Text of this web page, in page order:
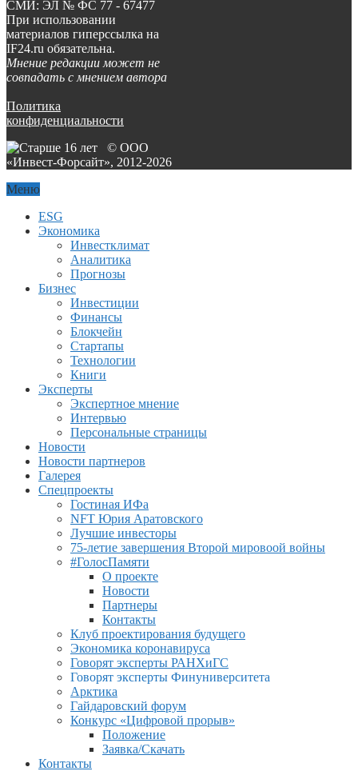
СМИ: ЭЛ № ФС 77 - 67477
При использовании
материалов гиперссылка на
IF24.ru обязательна.
Мнение редакции может не
совпадать с мнением автора
Политика
конфиденциальности
© ООО
«Инвест-Форсайт», 2012-2026
Меню
ESG
Экономика
Инвестклимат
Аналитика
Прогнозы
Бизнес
Инвестиции
Финансы
Блокчейн
Стартапы
Технологии
Книги
Эксперты
Экспертное мнение
Интервью
Персональные страницы
Новости
Новости партнеров
Галерея
Спецпроекты
Гостиная ИФа
NFT Юрия Аратовского
Лучшие инвесторы
75-летие завершения Второй мировоой войны
#ГолосПамяти
О проекте
Новости
Партнеры
Контакты
Клуб проектирования будущего
Экономика коронавируса
Говорят эксперты РАНХиГС
Говорят эксперты Финуниверситета
Арктика
Гайдаровский форум
Конкурс «Цифровой прорыв»
Положение
Заявка/Скачать
Контакты